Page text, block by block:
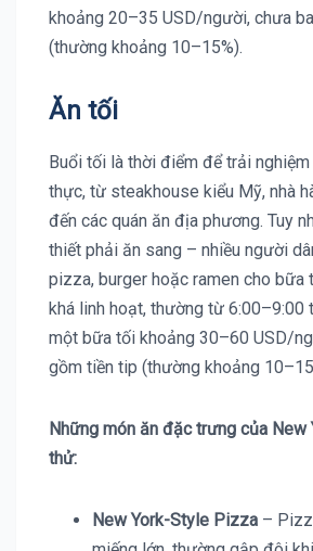
khoảng 20–35 USD/người, chưa
(thường khoảng 10–15%).
Ăn tối
Buổi tối là thời điểm để trải
thực, từ steakhouse kiểu Mỹ, nhà
đến các quán ăn địa phương. Tuy
thiết phải ăn sang – nhiều người
pizza, burger hoặc ramen cho bữa
khá linh hoạt, thường từ 6:00–9:00
một bữa tối khoảng 30–60 USD/
gồm tiền tip (thường khoảng
Những món ăn đặc trưng của New
thử:
New York-Style Pizza –